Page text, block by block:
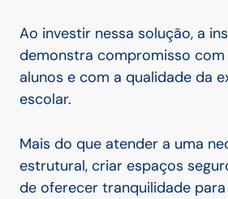
Ao investir nessa solução, a
demonstra compromisso
alunos e com a qualidade da
escolar.
Mais do que atender a uma
estrutural, criar espaços
de oferecer tranquilidade para